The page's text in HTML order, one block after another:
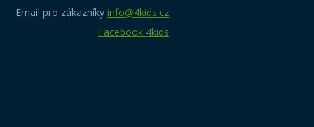
Email pro zákazníky info@4kids.cz
Facebook 4kids